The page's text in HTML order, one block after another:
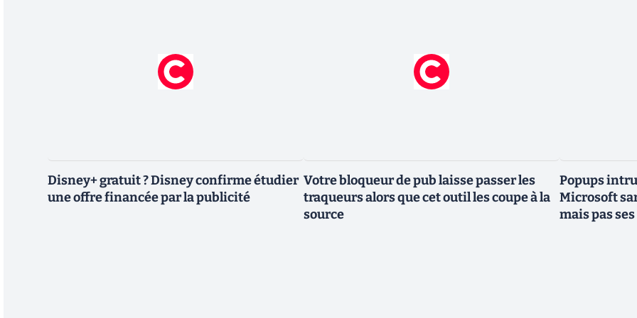
Disney+ gratuit ? Disney confirme étudier
une offre financée par la publicité
Votre bloqueur de pub laisse passer les
traqueurs alors que cet outil les coupe à la
source
Popups
Microsoft
mais pas